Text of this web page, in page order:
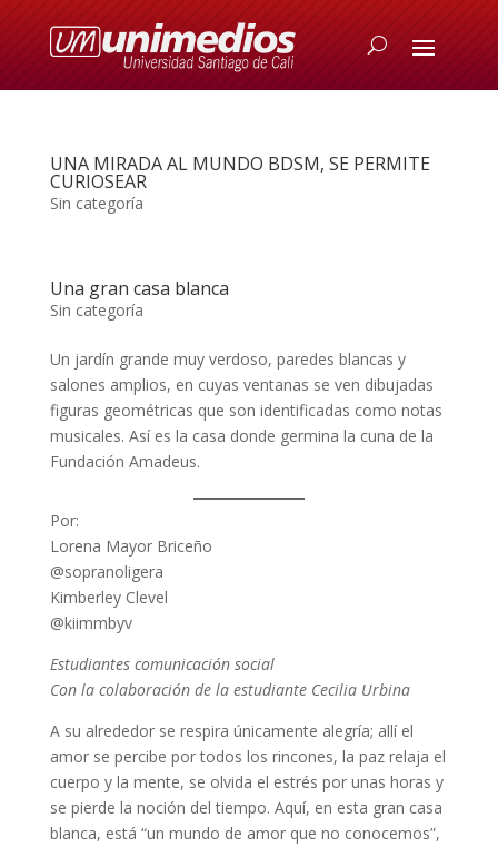
UNA MIRADA AL MUNDO BDSM, SE PERMITE
CURIOSEAR
Sin categoría
Una gran casa blanca
Sin categoría
Un jardín grande muy verdoso, paredes blancas y
salones amplios, en cuyas ventanas se ven dibujadas
figuras geométricas que son identificadas como notas
musicales. Así es la casa donde germina la cuna de la
Fundación Amadeus.
Por:
Lorena Mayor Briceño
@sopranoligera
Kimberley Clevel
@kiimmbyv
Estudiantes comunicación social
Con la colaboración de la estudiante Cecilia Urbina
A su alrededor se respira únicamente alegría; allí el
amor se percibe por todos los rincones, la paz relaja el
cuerpo y la mente, se olvida el estrés por unas horas y
se pierde la noción del tiempo. Aquí, en esta gran casa
blanca, está “un mundo de amor que no conocemos”,